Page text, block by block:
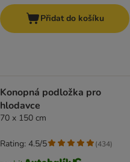
Přidat do košíku
Konopná podložka pro
hlodavce
70 x 150 cm
Rating: 4.5/5 (434)